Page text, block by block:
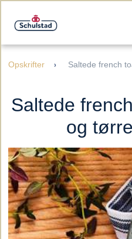
Opskrifter Saltede french
Saltede
og